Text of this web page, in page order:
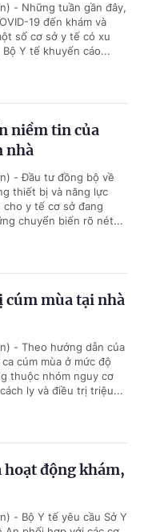
- Những tuần gần đây,
19 đến khám và
số cơ sở y tế có xu
Y tế khuyến cáo...
niềm tin của
nhà
- Đầu tư đồng bộ về
thiết bị và năng lực
cho y tế cơ sở đang
chuyển biến rõ nét...
mùa tại nhà
- Theo hướng dẫn của
cúm mùa ở mức độ
thuộc nhóm nguy cơ
ly và điều trị triệu...
hoạt động khám,
- Bộ Y tế yêu cầu Sở Y